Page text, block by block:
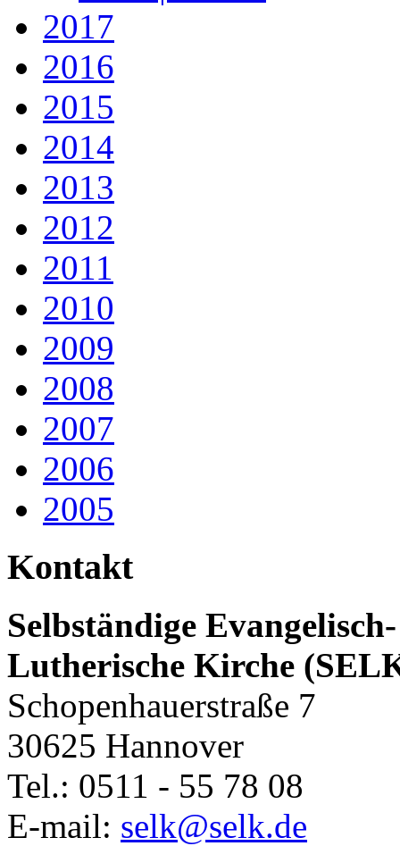
2017
2016
2015
2014
2013
2012
2011
2010
2009
2008
2007
2006
2005
Kontakt
Selbständige Evangelisch-
Lutherische Kirche
Schopenhauerstraße 7
30625 Hannover
Tel.: 0511 - 55 78 08
E-mail: selk@selk.de